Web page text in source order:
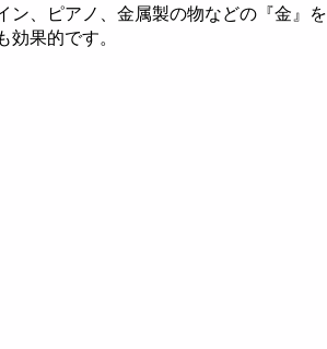
ン、ピアノ、金属製の物などの『金』を
効果的です。